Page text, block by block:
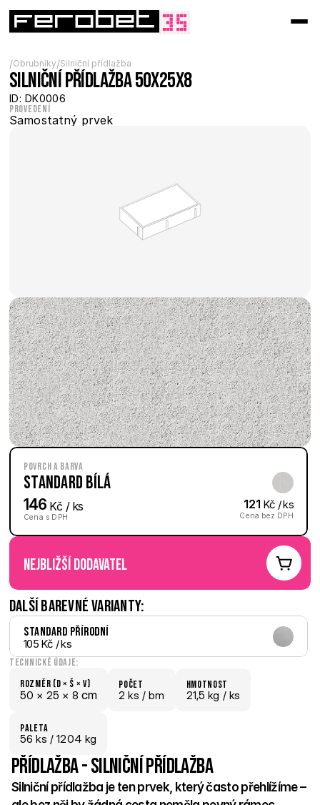
/Obrubníky/Silniční přídlažba
Silniční přídlažba 50x25x8
ID: DK0006
Provedení
Samostatný prvek
Povrch a barva
Standard Bílá
146 Kč / ks
Cena s DPH
121 Kč / ks
Cena bez DPH
nejbližší dodavatel
Další barevné varianty:
Standard Přírodní
105 Kč / ks
Technické údaje:
Rozměr (D × š × V)
50 × 25 × 8 cm
počet
2 ks / bm
hmotnost
21,5 kg / ks
paletA
56 ks / 1204 kg
Přídlažba - Silniční přídlažba
Silniční přídlažba je ten prvek, který často přehlížíme –